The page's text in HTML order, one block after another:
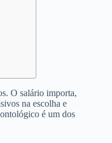
O salário importa,
na escolha e
é um dos